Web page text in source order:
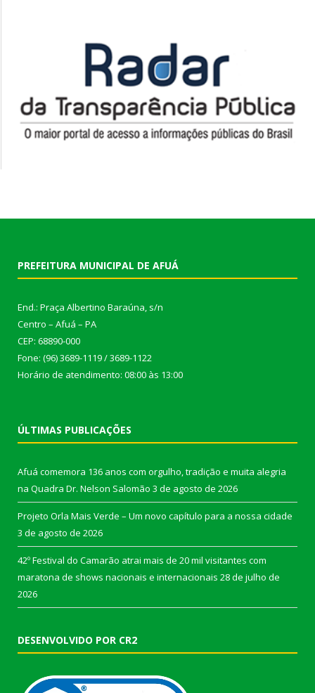
PREFEITURA MUNICIPAL DE AFUÁ
End.: Praça Albertino Baraúna, s/n
Centro – Afuá – PA
CEP: 68890-000
Fone: (96) 3689-1119 / 3689-1122
Horário de atendimento: 08:00 às 13:00
ÚLTIMAS PUBLICAÇÕES
Afuá comemora 136 anos com orgulho, tradição e muita alegria
na Quadra Dr. Nelson Salomão 3 de agosto de 2026
Projeto Orla Mais Verde – Um novo capítulo para a nossa cidade
3 de agosto de 2026
42º Festival do Camarão atrai mais de 20 mil visitantes com
maratona de shows nacionais e internacionais 28 de julho de
2026
DESENVOLVIDO POR CR2